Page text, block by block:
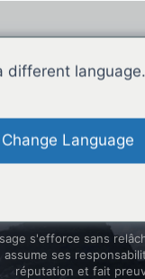
s'efforce sans
assume ses
réputation et fait
different language.
Change Language